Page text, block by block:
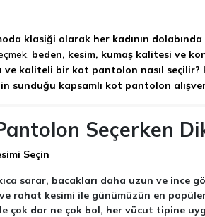
klasiği olarak her kadının
beden, kesim, kumaş kalitesi ve
ve kaliteli bir kot pantolon nasıl
sunduğu kapsamlı kot pantolon
Seçerken
Seçin
sarar, bacakları daha uzun ve ince
rahat kesimi ile günümüzün en
çok dar ne çok bol, her vücut tipine